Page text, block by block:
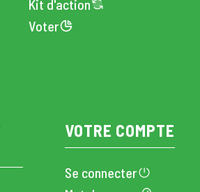
Kit d'action
Voter
VOTRE COMPTE
Se connecter